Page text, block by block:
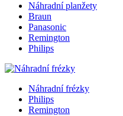
Náhradní planžety
Braun
Panasonic
Remington
Philips
Náhradní frézky
Philips
Remington